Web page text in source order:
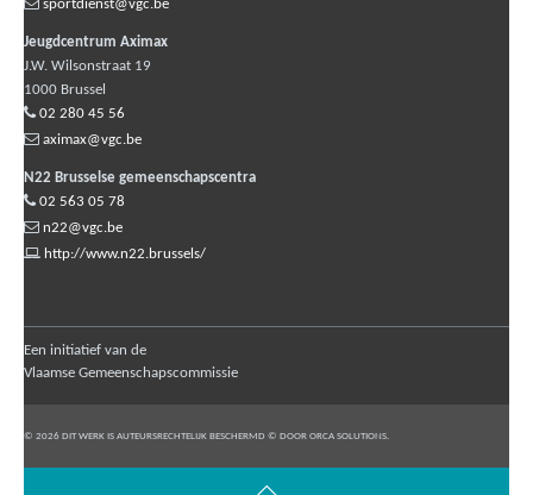
sportdienst@vgc.be
Jeugdcentrum Aximax
J.W. Wilsonstraat 19
1000 Brussel
02 280 45 56
aximax@vgc.be
N22 Brusselse gemeenschapscentra
02 563 05 78
n22@vgc.be
http://www.n22.brussels/
Een initiatief van de
Vlaamse Gemeenschapscommissie
© 2026 DIT WERK IS AUTEURSRECHTELIJK BESCHERMD © DOOR ORCA SOLUTIONS.